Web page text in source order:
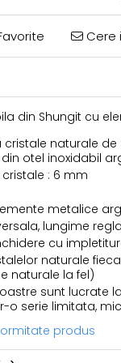
Cere
din Shungit cu
cristale naturale
otel inoxidabil
: 6 mm
metalice
lungime
cu
naturale
naturale la fel)
sunt lucrate
o serie limitata,
produs